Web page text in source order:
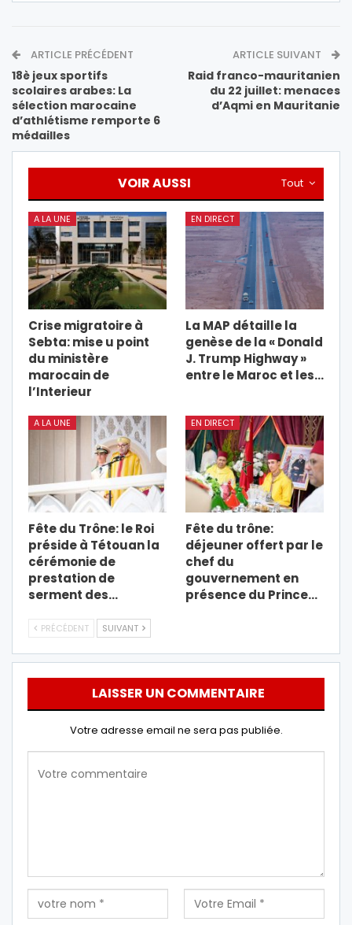
ARTICLE PRÉCÉDENT
18è jeux sportifs
scolaires arabes: La
sélection marocaine
d’athlétisme remporte 6
médailles
ARTICLE SUIVANT
Raid franco-mauritanien
du 22 juillet: menaces
d’Aqmi en Mauritanie
Tout
VOIR AUSSI
A LA UNE
Crise migratoire à
Sebta: mise u point
du ministère
marocain de
l’Interieur
EN DIRECT
La MAP détaille la
genèse de la « Donald
J. Trump Highway »
entre le Maroc et les…
A LA UNE
Fête du Trône: le Roi
préside à Tétouan la
cérémonie de
prestation de
serment des…
EN DIRECT
Fête du trône:
déjeuner offert par le
chef du
gouvernement en
présence du Prince…
PRÉCÉDENT SUIVANT
LAISSER UN COMMENTAIRE
Votre adresse email ne sera pas publiée.